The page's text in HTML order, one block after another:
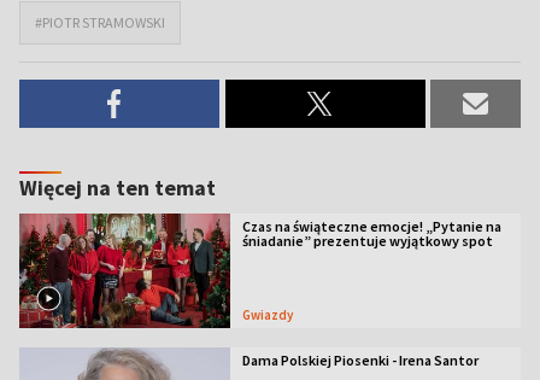
#PIOTR STRAMOWSKI
Więcej na ten temat
Czas na świąteczne emocje! „Pytanie na
śniadanie” prezentuje wyjątkowy spot
Gwiazdy
Dama Polskiej Piosenki - Irena Santor